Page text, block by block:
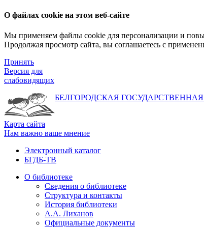
О файлах cookie на этом веб-сайте
Мы применяем файлы cookie для персонализации и
Продолжая просмотр сайта, вы соглашаетесь с
Принять
Версия для
слабовидящих
БЕЛГОРОДСКАЯ ГОСУДАРСТВЕННАЯ
Карта сайта
Нам важно ваше мнение
Электронный каталог
БГДБ-ТВ
О библиотеке
Сведения о библиотеке
Структура и контакты
История библиотеки
А.А. Лиханов
Официальные документы